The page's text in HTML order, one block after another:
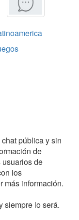
pública y sin
de
usuarios de
los
más información.
siempre lo será.